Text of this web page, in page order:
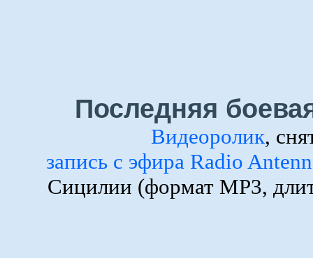
Последняя
Видеоролик,
запись с эфира Radio
Сицилии (формат MP3,